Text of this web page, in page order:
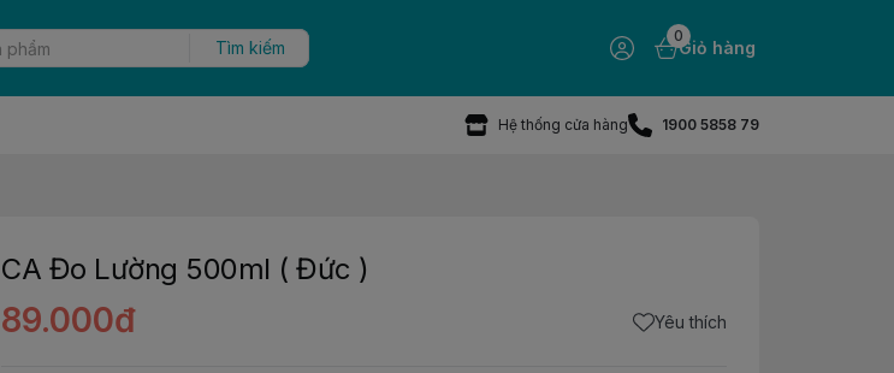
Tìm kiếm
0
Giỏ hàng
Hệ thống cửa hàng 1900 5858 79
CA Đo Lường 500ml ( Đức )
89.000đ Yêu thích